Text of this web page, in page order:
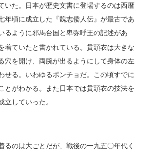
いた。日本が歴史文書に登場するのは西暦
年頃に成立した『魏志倭人伝』が最古であ
るように邪馬台国と卑弥呼王の記述があ
着ていたと書かれている。貫頭衣は大きな
穴を開け、両腕が出るようにして身体の左
せる。いわゆるポンチョだ。この頃すでに
とがわかる。また日本では貫頭衣の技法を
していった。
るのは大ごとだが、戦後の一九五〇年代く